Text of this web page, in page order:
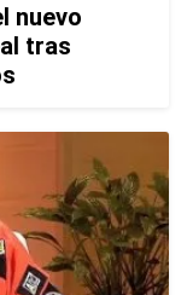
nuevo
tras